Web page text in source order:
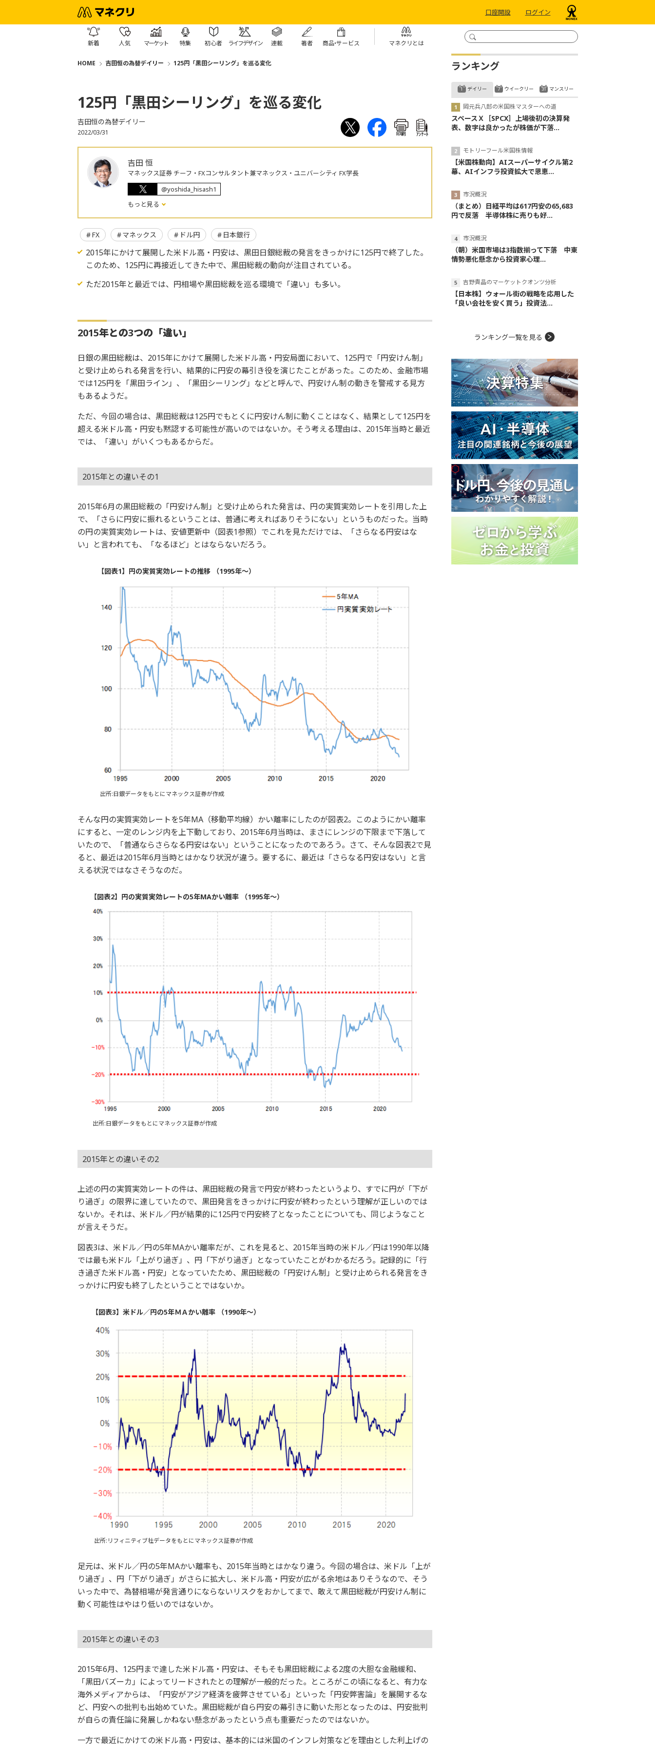
口座開設 ログイン
新着 人気 マーケット 特集 初心者 ライフデザイン 連載 著者 商品・サービス マネクリとは
HOME 吉田恒の為替デイリー 125円「黒田シーリング」を巡る変化
125円「黒田シーリング」を巡る変化
吉田恒の為替デイリー
2022/03/31 印刷 ｱﾝｹｰﾄ
吉田 恒
マネックス証券 チーフ・FXコンサルタント兼マネックス・ユニバーシティ FX学長
@yoshida_hisash1
もっと見る
FX マネックス ドル円 日本銀行
2015年にかけて展開した米ドル高・円安は、黒田日銀総裁の発言をきっかけに125円で終了した。
このため、125円に再接近してきた中で、黒田総裁の動向が注目されている。
ただ2015年と最近では、円相場や黒田総裁を巡る環境で「違い」も多い。
2015年との3つの「違い」
日銀の黒田総裁は、2015年にかけて展開した米ドル高・円安局面において、125円で「円安けん制」
と受け止められる発言を行い、結果的に円安の幕引き役を演じたことがあった。このため、金融市場
では125円を「黒田ライン」、「黒田シーリング」などと呼んで、円安けん制の動きを警戒する見方
もあるようだ。
ただ、今回の場合は、黒田総裁は125円でもとくに円安けん制に動くことはなく、結果として125円を
超える米ドル高・円安も黙認する可能性が高いのではないか。そう考える理由は、2015年当時と最近
では、「違い」がいくつもあるからだ。
2015年との違いその1
2015年6月の黒田総裁の「円安けん制」と受け止められた発言は、円の実質実効レートを引用した上
で、「さらに円安に振れるということは、普通に考えればありそうにない」というものだった。当時
の円の実質実効レートは、安値更新中（図表1参照）でこれを見ただけでは、「さらなる円安はな
い」と言われても、「なるほど」とはならないだろう。
【図表1】円の実質実効レートの推移 （1995年～）
出所:日銀データをもとにマネックス証券が作成
そんな円の実質実効レートを5年MA（移動平均線）かい離率にしたのが図表2。このようにかい離率
にすると、一定のレンジ内を上下動しており、2015年6月当時は、まさにレンジの下限まで下落して
いたので、「普通ならさらなる円安はない」ということになったのであろう。さて、そんな図表2で見
ると、最近は2015年6月当時とはかなり状況が違う。要するに、最近は「さらなる円安はない」と言
える状況ではなさそうなのだ。
【図表2】円の実質実効レートの5年MAかい離率 （1995年～）
出所:日銀データをもとにマネックス証券が作成
2015年との違いその2
上述の円の実質実効レートの件は、黒田総裁の発言で円安が終わったというより、すでに円が「下が
り過ぎ」の限界に達していたので、黒田発言をきっかけに円安が終わったという理解が正しいのでは
ないか。それは、米ドル／円が結果的に125円で円安終了となったことについても、同じようなこと
が言えそうだ。
図表3は、米ドル／円の5年MAかい離率だが、これを見ると、2015年当時の米ドル／円は1990年以降
では最も米ドル「上がり過ぎ」、円「下がり過ぎ」となっていたことがわかるだろう。記録的に「行
き過ぎた米ドル高・円安」となっていたため、黒田総裁の「円安けん制」と受け止められる発言をき
っかけに円安も終了したということではないか。
【図表3】米ドル／円の5年ＭＡかい離率 （1990年～）
出所:リフィニティブ社データをもとにマネックス証券が作成
足元は、米ドル／円の5年MAかい離率も、2015年当時とはかなり違う。今回の場合は、米ドル「上が
り過ぎ」、円「下がり過ぎ」がさらに拡大し、米ドル高・円安が広がる余地はありそうなので、そう
いった中で、為替相場が発言通りにならないリスクをおかしてまで、敢えて黒田総裁が円安けん制に
動く可能性はやはり低いのではないか。
2015年との違いその3
2015年6月、125円まで達した米ドル高・円安は、そもそも黒田総裁による2度の大胆な金融緩和、
「黒田バズーカ」によってリードされたとの理解が一般的だった。ところがこの頃になると、有力な
海外メディアからは、「円安がアジア経済を疲弊させている」といった「円安弊害論」を展開するな
ど、円安への批判も出始めていた。黒田総裁が自ら円安の幕引きに動いた形となったのは、円安批判
が自らの責任論に発展しかねない懸念があったという点も重要だったのではないか。
一方で最近にかけての米ドル高・円安は、基本的には米国のインフレ対策などを理由とした利上げの
ランキング
デイリー
岡元兵八郎の米国株マスターへの道
スペースＸ［SPCX］上場後初の決算発
表、数字は良かったが株価が下落...
モトリーフール米国株情報
【米国株動向】AIスーパーサイクル第2
幕、AIインフラ投資拡大で恩恵...
市況概況
（まとめ）日経平均は617円安の65,683
円で反落 半導体株に売りも好...
市況概況
（朝）米国市場は3指数揃って下落 中東
情勢悪化懸念から投資家心理...
吉野貴晶のマーケットクオンツ分析
【日本株】ウォール街の戦略を応用した
「良い会社を安く買う」投資法...
ウイークリー マンスリー
ランキング一覧を見る